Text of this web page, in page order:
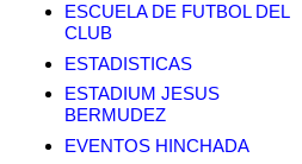
ESCUELA DE FUTBOL DEL
CLUB
ESTADISTICAS
ESTADIUM JESUS
BERMUDEZ
EVENTOS HINCHADA